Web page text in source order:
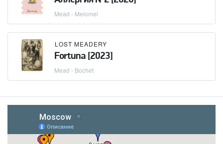
Mead - Melomel
LOST MEADERY
Fortuna [2023]
Mead - Bochet